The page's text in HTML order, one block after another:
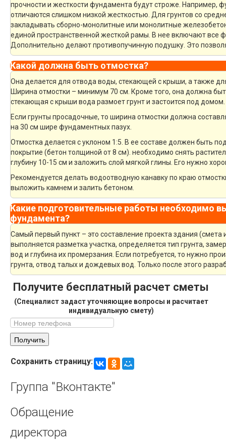
прочности и жесткости фундамента будут строже. Например,
отличаются слишком низкой жесткостью. Для грунтов со
закладывать сборно-монолитные или монолитные
единой пространственной жесткой рамы. В нее включают все
Дополнительно делают противопучинную подушку. Это
Какой должна быть отмостка?
Она делается для отвода воды, стекающей с крыши, а также
Ширина отмостки – минимум 70 см. Кроме того, она должна
стекающая с крыши вода размоет грунт и застоится под домом.
Если грунты просадочные, то ширина отмостки должна
на 30 см шире фундаментных пазух.
Отмостка делается с уклоном 1:5. В ее составе должен быть
покрытие (бетон толщиной от 8 см). необходимо снять
глубину 10-15 см и заложить слой мягкой глины. Его нужно
Рекомендуется делать водоотводную канавку по краю
выложить камнем и залить бетоном.
Какие подготовительные работы необходимо
фундамента?
Самый первый пункт – это составление проекта здания
выполняется разметка участка, определяется тип грунта,
вод и глубина их промерзания. Если потребуется, то нужно
грунта, отвод талых и дождевых вод. Только после этого
Получите бесплатный расчет сметы
(Специалист задаст уточняющие вопросы и расчитает
индивидуальную смету)
Сохранить страницу:
Группа "Вконтакте"
Обращение
директора